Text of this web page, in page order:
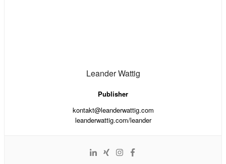
Leander Wattig
Publisher
kontakt@leanderwattig.com
leanderwattig.com/leander